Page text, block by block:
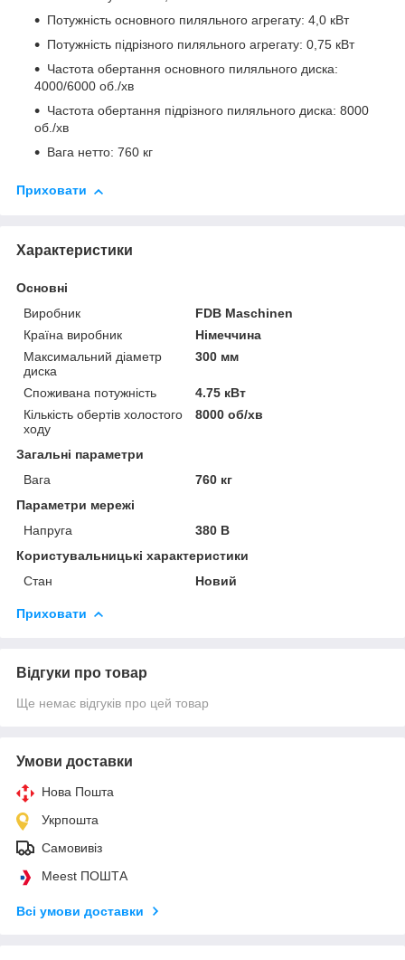
Потужність основного пиляльного агрегату: 4,0 кВт
Потужність підрізного пиляльного агрегату: 0,75 кВт
Частота обертання основного пиляльного диска:
4000/6000 об./хв
Частота обертання підрізного пиляльного диска: 8000
об./хв
Вага нетто: 760 кг
Приховати
Характеристики
Основні
Виробник
FDB Maschinen
Країна виробник
Німеччина
Максимальний діаметр
диска
300 мм
Споживана потужність
4.75 кВт
Кількість обертів холостого
ходу
8000 об/хв
Загальні параметри
Вага
760 кг
Параметри мережі
Напруга
380 В
Користувальницькі характеристики
Стан
Новий
Приховати
Відгуки про товар
Ще немає відгуків про цей товар
Умови доставки
Нова Пошта
Укрпошта
Самовивіз
Meest ПОШТА
Всі умови доставки